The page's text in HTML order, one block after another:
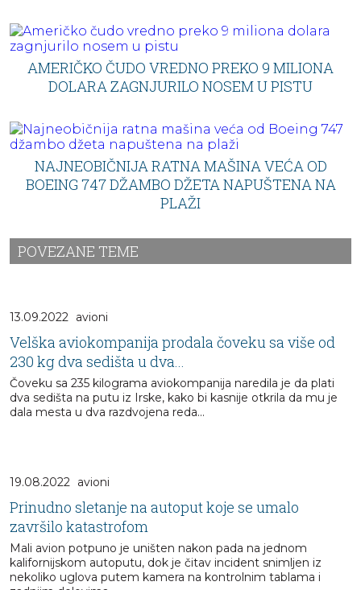
AMERIČKO ČUDO VREDNO PREKO 9 MILIONA
DOLARA ZAGNJURILO NOSEM U PISTU
NAJNEOBIČNIJA RATNA MAŠINA VEĆA OD
BOEING 747 DŽAMBO DŽETA NAPUŠTENA NA
PLAŽI
POVEZANE TEME
13.09.2022 avioni
Velška aviokompanija prodala čoveku sa više od
230 kg dva sedišta u dva...
Čoveku sa 235 kilograma aviokompanija naredila je da plati
dva sedišta na putu iz Irske, kako bi kasnije otkrila da mu je
dala mesta u dva razdvojena reda...
19.08.2022 avioni
Prinudno sletanje na autoput koje se umalo
završilo katastrofom
Mali avion potpuno je uništen nakon pada na jednom
kalifornijskom autoputu, dok je čitav incident snimljen iz
nekoliko uglova putem kamera na kontrolnim tablama i